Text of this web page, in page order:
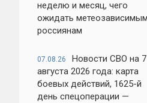
неделю и месяц, чего
ожидать метеозависимым
россиянам
07.08.26
Новости СВО на 7
августа 2026 года: карта
боевых действий, 1625-й
день спецоперации —